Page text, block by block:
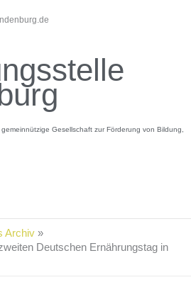
Gesellschaft zur Förderung von Bildung,
Archiv
Deutschen Ernährungstag in